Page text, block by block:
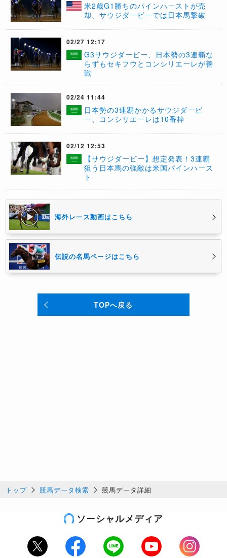
​米2歳G1勝ちのパインハーストが売
却、サウジダービーでは日本馬撃破
02/27 12:17
G3サウジダービー、日本勢の3連覇な
らずもセキフウとコンシリエーレが善
戦
02/24 11:44
日本勢の3連覇かかるサウジダービ
ー、コンシリエーレは10番枠
02/12 12:53
【サウジダービー】想定発表！3連覇
狙う日本馬の強敵は米国パインハース
ト
海外レース動画はこちら
伝説の名馬ページはこちら
TOPへ戻る
トップ 競馬データ検索 競馬データ詳細
ソーシャルメディア